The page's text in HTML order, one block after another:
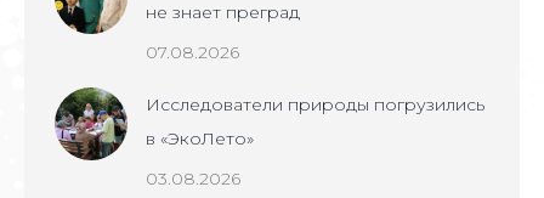
не знает преград
07.08.2026
Исследователи природы погрузились
в «ЭкоЛето»
03.08.2026